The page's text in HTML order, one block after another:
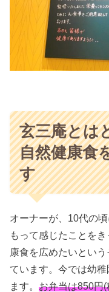
玄三庵とは
自然健康食
す
オーナーが、10代の
もって感じたことを
康食を広めたいとい
ています。今では幼
ます。お弁当は850円(